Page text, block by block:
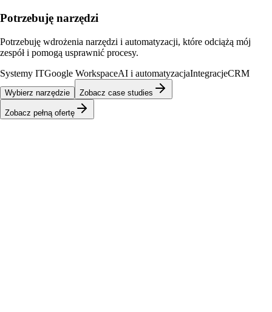
Potrzebuję narzędzi
Potrzebuję wdrożenia narzędzi i automatyzacji, które odciążą mój
zespół i pomogą usprawnić procesy.
Systemy ITGoogle WorkspaceAI i automatyzacjaIntegracjeCRM
Wybierz narzędzie Zobacz case studies
Zobacz pełną ofertę